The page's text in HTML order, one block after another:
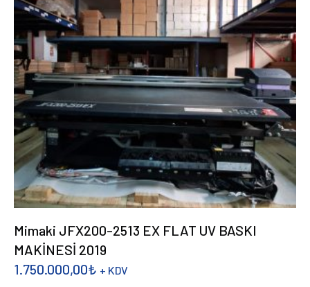
Mimaki JFX200-2513 EX FLAT UV BASKI
MAKİNESİ 2019
1.750.000,00₺ + KDV